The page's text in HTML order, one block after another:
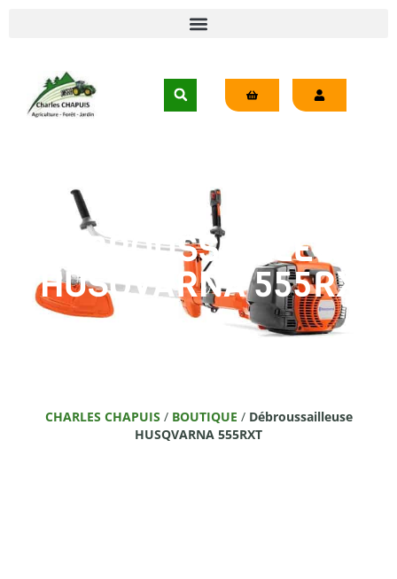
DÉBROUSSAILLEUSE
HUSQVARNA 555RXT
CHARLES CHAPUIS / BOUTIQUE / Débroussailleuse
HUSQVARNA 555RXT